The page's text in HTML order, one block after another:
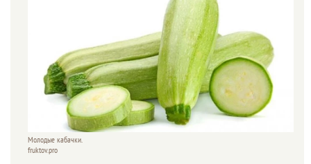
Молодые кабачки.
fruktov.pro